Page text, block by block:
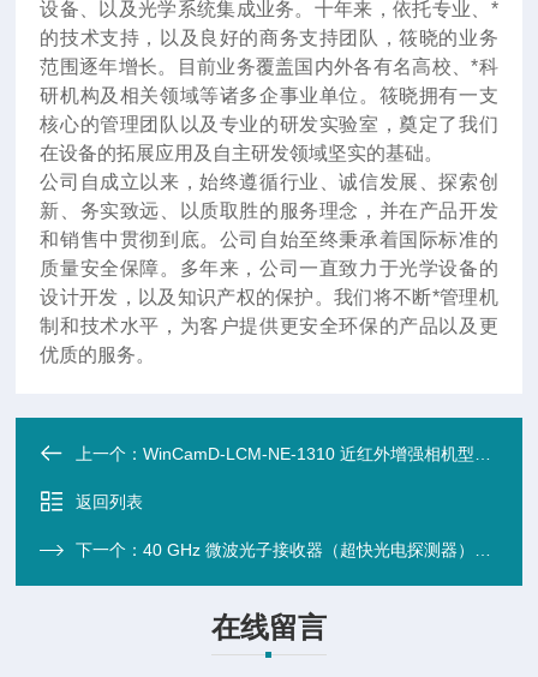
设备、以及光学系统集成业务。十年来 ，依托专业、*
的技术支持，以及良好的商务支持团队，筱晓的业务
范围逐年增长。目前业务覆盖国内外各有名高校、*科
研机构及相关领域等诸多企事业单位。筱晓拥有一支
核心的管理团队以及专业的研发实验室，奠定了我们
在设备的拓展应用及自主研发领域坚实的基础。
公司自成立以来，始终遵循行业、诚信发展、探索创
新、务实致远、以质取胜的服务理念，并在产品开发
和销售中贯彻到底。公司自始至终秉承着国际标准的
质量安全保障。多年来，公司一直致力于光学设备的
设计开发，以及知识产权的保护。我们将不断*管理机
制和技术水平，为客户提供更安全环保的产品以及更
优质的服务。
上一个：WinCamD-LCM-NE-1310 近红外增强相机型光斑分析仪 (355-1350nm)
返回列表
下一个：40 GHz 微波光子接收器（超快光电探测器）（铟镓砷）
在线留言